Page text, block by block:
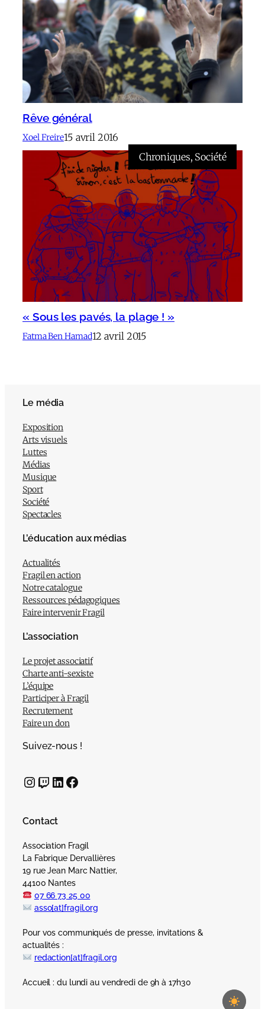
Rêve général
Xoel Freire15 avril 2016
Chroniques, Société
« Sous les pavés, la plage ! »
Fatma Ben Hamad12 avril 2015
Le média
Exposition
Arts visuels
Luttes
Médias
Musique
Sport
Société
Spectacles
L’éducation aux médias
Actualités
Fragil en action
Notre catalogue
Ressources pédagogiques
Faire intervenir Fragil
L’association
Le projet associatif
Charte anti-sexiste
L’équipe
Participer à Fragil
Recrutement
Faire un don
Suivez-nous !
InstagramTwitch LinkedIn Facebook
Contact
Association Fragil
La Fabrique Dervallières
19 rue Jean Marc Nattier,
44100 Nantes
07 66 73 25 00
asso[at]fragil.org
Pour vos communiqués de presse, invitations &
actualités :
redaction[at]fragil.org
Accueil : du lundi au vendredi de 9h à 17h30